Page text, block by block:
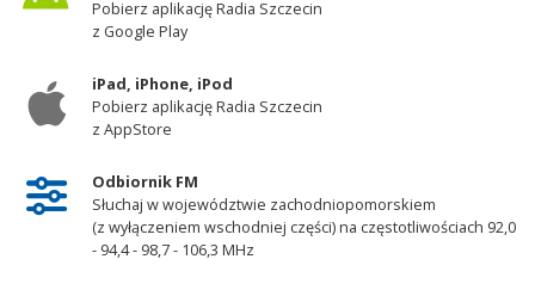
Pobierz aplikację Radia Szczecin
z Google Play
iPad, iPhone, iPod
Pobierz aplikację Radia Szczecin
z AppStore
Odbiornik FM
Słuchaj w województwie zachodniopomorskiem
(z wyłączeniem wschodniej części) na częstotliwościach 92,0
- 94,4 - 98,7 - 106,3 MHz